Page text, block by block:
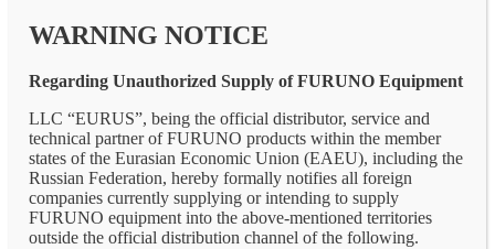
WARNING NOTICE
Regarding Unauthorized Supply of FURUNO Equipment
LLC “EURUS”, being the official distributor, service and
technical partner of FURUNO products within the member
states of the Eurasian Economic Union (EAEU), including the
Russian Federation, hereby formally notifies all foreign
companies currently supplying or intending to supply
FURUNO equipment into the above-mentioned territories
outside the official distribution channel of the following.